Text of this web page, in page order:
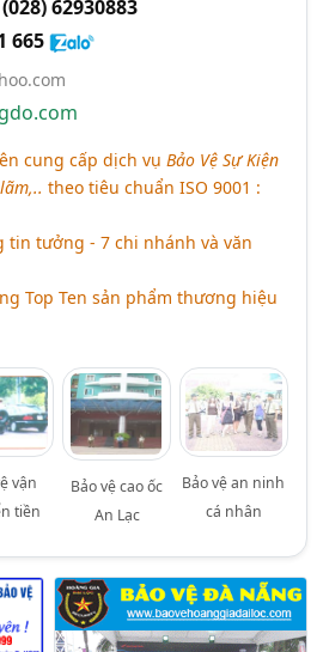
(028) 62930883
665
cung cấp dịch vụBảo Vệ Sự Kiện
theo tiêu chuẩn ISO 9001 :
tin tưởng - 7 chi nhánh và văn
Top Ten sản phẩm thương hiệu
vận
tiền
Bảo vệ cao ốc
An Lạc
Bảo vệ an ninh
cá nhân